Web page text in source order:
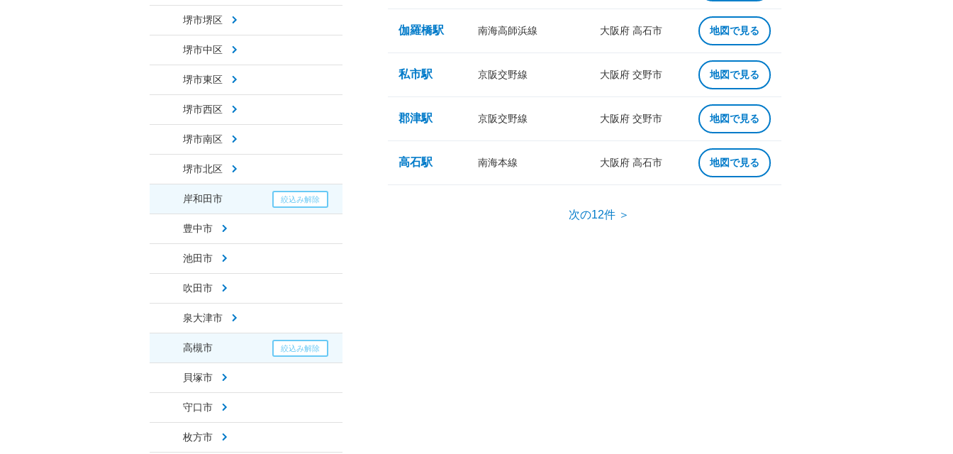
堺市堺区
堺市中区
堺市東区
堺市西区
堺市南区
堺市北区
岸和田市
豊中市
池田市
吹田市
泉大津市
高槻市
貝塚市
守口市
枚方市
伽羅橋駅 南海高師浜線 大阪府 高石市 地図で見る
私市駅 京阪交野線 大阪府 交野市 地図で見る
郡津駅 京阪交野線 大阪府 交野市 地図で見る
高石駅 南海本線 大阪府 高石市 地図で見る
次の12件 ＞